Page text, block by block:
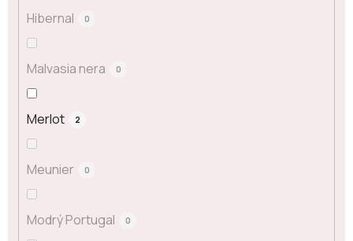
Hibernal 0
Malvasia nera 0
Merlot 2
Meunier 0
Modrý Portugal 0